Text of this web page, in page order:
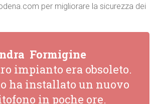
per migliorare la sicurezza dei
 Formigine
impianto era obsoleto.
ha installato un nuovo
in poche ore.